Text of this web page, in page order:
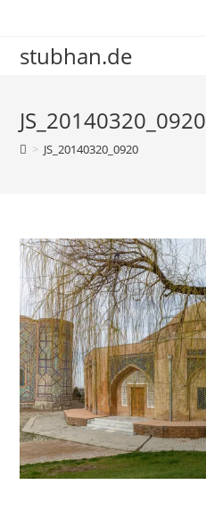
springen
stubhan.de
JS_20140320_0920
> JS_20140320_0920